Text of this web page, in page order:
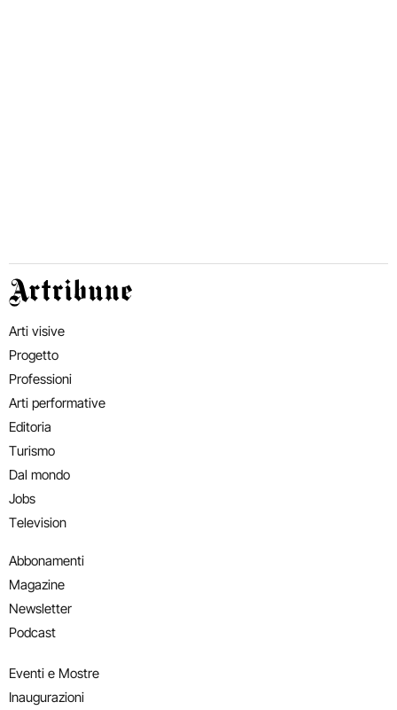
Artribune
Arti visive
Progetto
Professioni
Arti performative
Editoria
Turismo
Dal mondo
Jobs
Television
Abbonamenti
Magazine
Newsletter
Podcast
Eventi e Mostre
Inaugurazioni